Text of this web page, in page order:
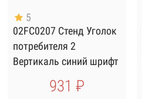
5
02FC0207 Стенд Уголок
потребителя 2
Вертикаль синий шрифт
931 ₽